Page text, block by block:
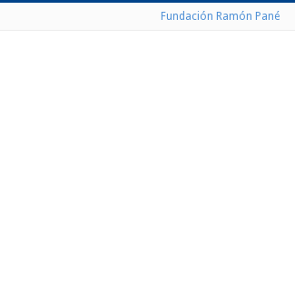
Fundación Ramón Pané